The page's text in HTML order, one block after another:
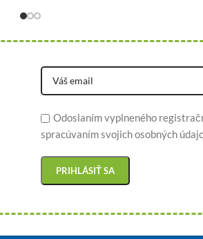
Odoslaním vyplneného
spracúvaním svojich osobných